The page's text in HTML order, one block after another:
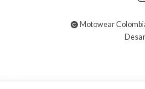
Motowear